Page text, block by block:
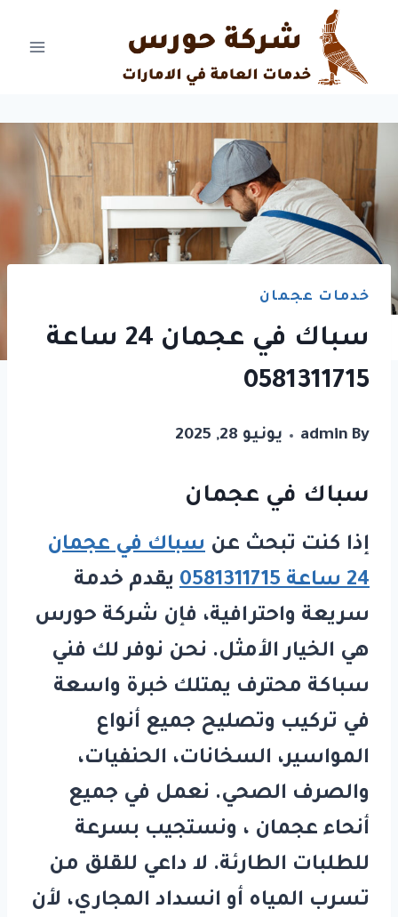
content
خدمات عجمان
سباك في عجمان 24 ساعة
0581311715
By
admin يونيو 28, 2025
سباك في عجمان
إذا كنت تبحث عن سباك في عجمان
24 ساعة 0581311715
يقدم خدمة
سريعة واحترافية، فإن شركة حورس
هي الخيار الأمثل. نحن نوفر لك فني
سباكة محترف يمتلك خبرة واسعة
في تركيب وتصليح جميع أنواع
المواسير، السخانات، الحنفيات،
والصرف الصحي. نعمل في جميع
أنحاء عجمان ، ونستجيب بسرعة
للطلبات الطارئة. لا داعي للقلق من
تسرب المياه أو انسداد المجاري، لأن